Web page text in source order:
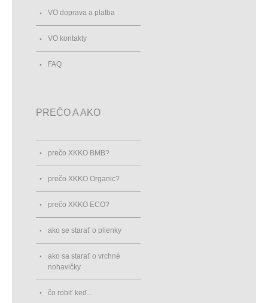
VO doprava a platba
VO kontakty
FAQ
PREČO A AKO
prečo XKKO BMB?
prečo XKKO Organic?
prečo XKKO ECO?
ako se starať o plienky
ako sa starať o vrchné
nohavičky
čo robiť keď...